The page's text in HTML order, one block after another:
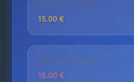
AKTUELLER PREIS
15.00 €
HÖCHSTER PREIS
15.00 €